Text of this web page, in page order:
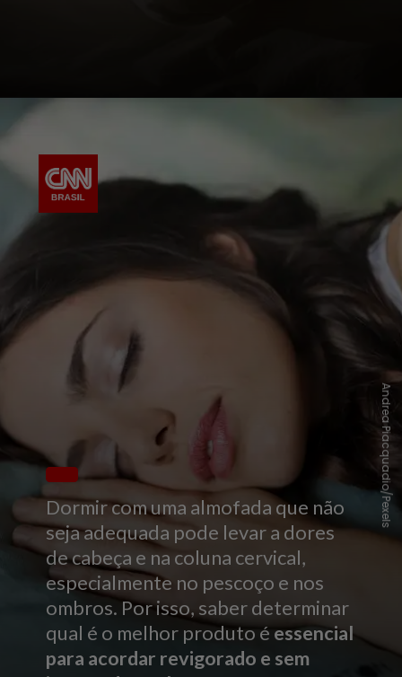
Dormir com uma almofada que não
seja adequada pode levar a dores
de cabeça e na coluna cervical,
especialmente no pescoço e nos
ombros. Por isso, saber determinar
qual é o melhor produto é essencial
para acordar revigorado e sem
Andrea Piacquadio/Pexels